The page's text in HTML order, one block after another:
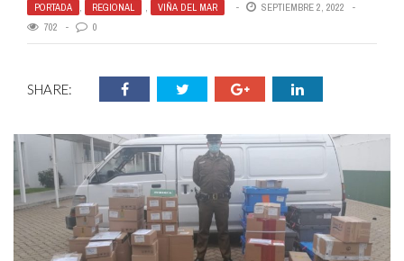
PORTADA , REGIONAL , VIÑA DEL MAR
SEPTIEMBRE 2, 2022
702
0
SHARE: